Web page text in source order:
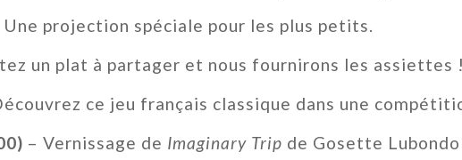
Une projection spéciale pour les plus petits.
un plat à partager et nous fournirons les assiettes !
ce jeu français classique dans une
– Vernissage de Imaginary Trip de Gosette Lubondo